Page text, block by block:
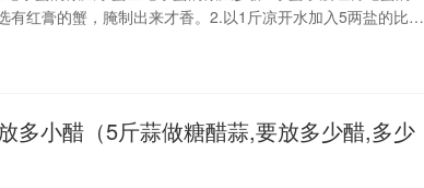
红膏的蟹，腌制出来才香。2.以1斤凉开水加入5两盐的比
多小醋（5斤蒜做糖醋蒜,要放多少醋,多少